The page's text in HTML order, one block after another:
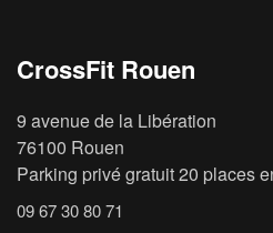
CrossFit Rouen
9 avenue de la Libération
76100 Rouen
Parking privé gratuit 20 places
09 67 30 80 71